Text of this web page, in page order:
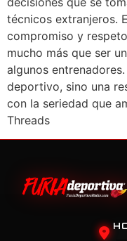
técnicos extranjeros.
compromiso y
mucho más que ser
algunos
deportivo, sino una
con la seriedad que
Threads